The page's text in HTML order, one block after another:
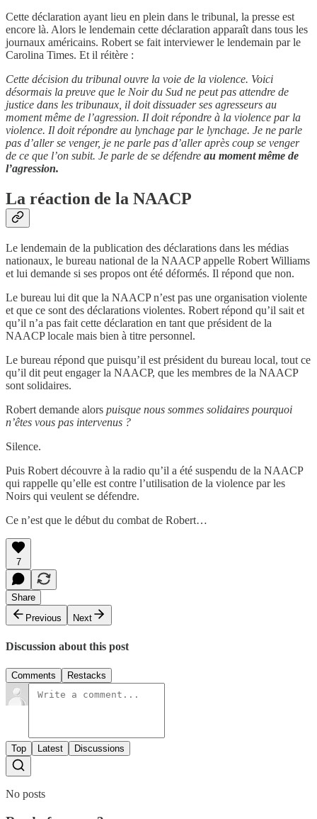
Cette déclaration ayant lieu en plein dans le tribunal, la presse est
encore là. Alors le lendemain cette déclaration apparaît dans tous les
journaux américains. Robert se fait interviewer le lendemain par le
Carolina Times. Et il réitère :
Cette décision du tribunal ouvre la voie de la violence. Voici
désormais la preuve que le Noir du Sud ne peut pas attendre de
justice dans les tribunaux, il doit dissuader ses agresseurs au
moment même de l’agression. Il doit répondre à la violence par la
violence. Il doit répondre au lynchage par le lynchage. Je ne parle
pas d’aller se venger, je ne parle pas d’aller après coup se venger
de ce que l’on subit. Je parle de se défendre au moment même de
l’agression.
La réaction de la NAACP
Le lendemain de la publication des déclarations dans les médias
nationaux, le bureau national de la NAACP appelle Robert Williams
et lui demande si ses propos ont été déformés. Il répond que non.
Le bureau lui dit que la NAACP n’est pas une organisation violente
et que ce sont des déclarations violentes. Robert répond qu’il sait et
qu’il n’a pas fait cette déclaration en tant que président de la
NAACP locale mais bien à titre personnel.
Le bureau répond que puisqu’il est président du bureau local, tout ce
qu’il dit peut engager la NAACP, que les membres de la NAACP
sont solidaires.
Robert demande alors puisque nous sommes solidaires pourquoi
n’êtes vous pas intervenus ?
Silence.
Puis Robert découvre à la radio qu’il a été suspendu de la NAACP
qui rappelle qu’elle est contre l’utilisation de la violence par les
Noirs qui veulent se défendre.
Ce n’est que le début du combat de Robert…
7
Share
Previous
Next
Discussion about this post
Comments Restacks
Top Latest Discussions
No posts